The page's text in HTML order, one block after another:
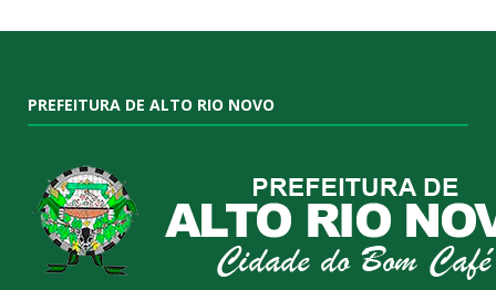
PREFEITURA DE ALTO RIO NOVO